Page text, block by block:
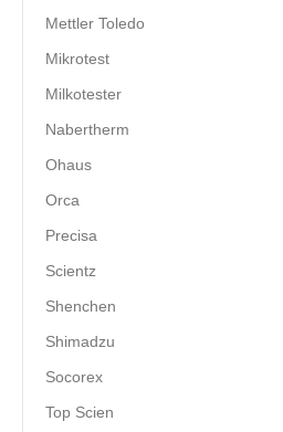
Mettler Toledo
Mikrotest
Milkotester
Nabertherm
Ohaus
Orca
Precisa
Scientz
Shenchen
Shimadzu
Socorex
Top Scien